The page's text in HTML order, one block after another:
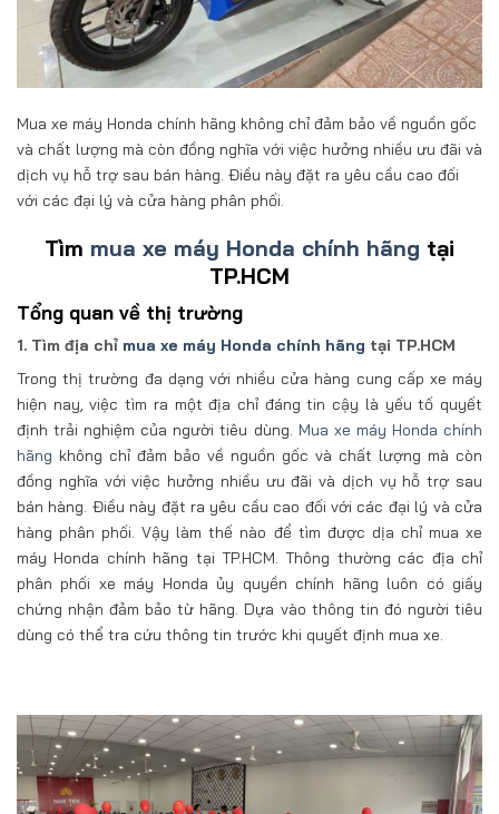
Mua xe máy Honda chính hãng không chỉ đảm bảo về nguồn gốc
và chất lượng mà còn đồng nghĩa với việc hưởng nhiều ưu đãi và
dịch vụ hỗ trợ sau bán hàng. Điều này đặt ra yêu cầu cao đối
với các đại lý và cửa hàng phân phối.
Tìm mua xe máy Honda chính hãng tại
TP.HCM
Tổng quan về thị trường
1. Tìm địa chỉ mua xe máy Honda chính hãng tại TP.HCM
Trong thị trường đa dạng với nhiều cửa hàng cung cấp xe máy
hiện nay, việc tìm ra một địa chỉ đáng tin cậy là yếu tố quyết
định trải nghiệm của người tiêu dùng. Mua xe máy Honda chính
hãng không chỉ đảm bảo về nguồn gốc và chất lượng mà còn
đồng nghĩa với việc hưởng nhiều ưu đãi và dịch vụ hỗ trợ sau
bán hàng. Điều này đặt ra yêu cầu cao đối với các đại lý và cửa
hàng phân phối. Vậy làm thế nào để tìm được dịa chỉ mua xe
máy Honda chính hãng tại TP.HCM. Thông thường các địa chỉ
phân phối xe máy Honda ủy quyền chính hãng luôn có giấy
chứng nhận đảm bảo từ hãng. Dựa vào thông tin đó người tiêu
dùng có thể tra cứu thông tin trước khi quyết định mua xe.